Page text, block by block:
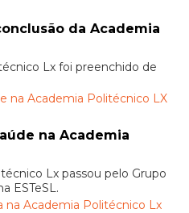
da Academia
Lx foi preenchido de
na Academia
Lx passou pelo Grupo
ESTeSL.